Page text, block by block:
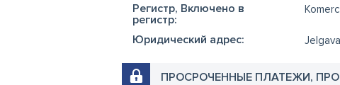
Регистр, Включено в
регистр:
Юридический адрес:
ПРОСРОЧЕННЫЕ ПЛАТЕЖИ,